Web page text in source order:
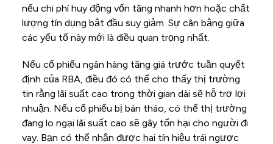
nếu chi phí huy động vốn tăng nhanh hơn hoặc chất
lượng tín dụng bắt đầu suy giảm. Sự cân bằng giữa
các yếu tố này mới là điều quan trọng nhất.
Nếu cổ phiếu ngân hàng tăng giá trước tuần quyết
định của RBA, điều đó có thể cho thấy thị trường
tin rằng lãi suất cao trong thời gian dài sẽ hỗ trợ lợi
nhuận. Nếu cổ phiếu bị bán tháo, có thể thị trường
đang lo ngại lãi suất cao sẽ gây tổn hại cho người đi
vay. Bạn có thể nhận được hai tín hiệu trái ngược